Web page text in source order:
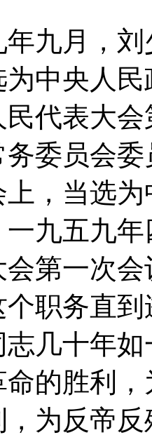
月，刘
中央人
代表大
务委员会
上，当选
九五九
会第一次
个职务直
十年如
的胜利
为反帝